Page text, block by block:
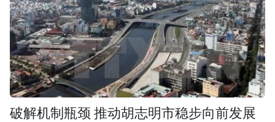
破解机制瓶颈 推动胡志明市稳步向前发展